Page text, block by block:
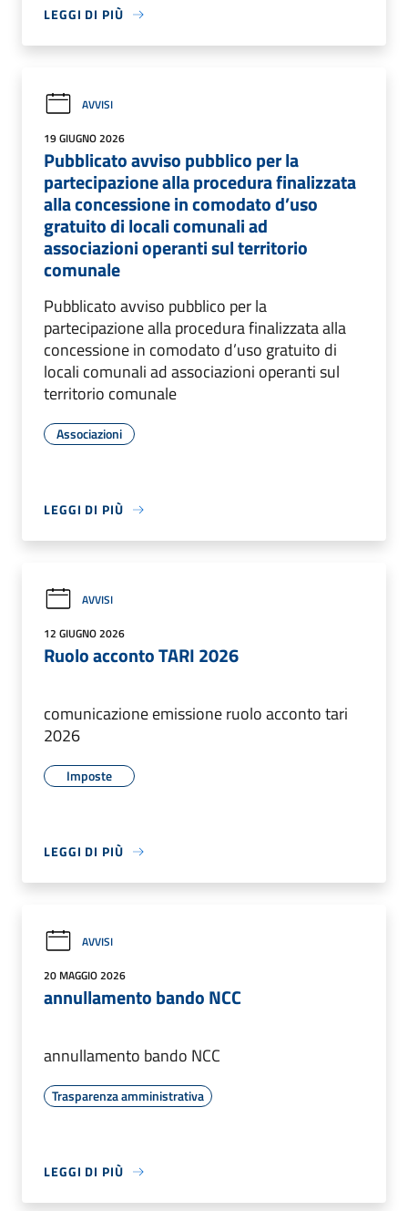
LEGGI DI PIÙ
AVVISI
19 GIUGNO 2026
Pubblicato avviso pubblico per la
partecipazione alla procedura finalizzata
alla concessione in comodato d’uso
gratuito di locali comunali ad
associazioni operanti sul territorio
comunale
Pubblicato avviso pubblico per la
partecipazione alla procedura finalizzata alla
concessione in comodato d’uso gratuito di
locali comunali ad associazioni operanti sul
territorio comunale
Associazioni
LEGGI DI PIÙ
AVVISI
12 GIUGNO 2026
Ruolo acconto TARI 2026
comunicazione emissione ruolo acconto tari
2026
Imposte
LEGGI DI PIÙ
AVVISI
20 MAGGIO 2026
annullamento bando NCC
annullamento bando NCC
Trasparenza amministrativa
LEGGI DI PIÙ